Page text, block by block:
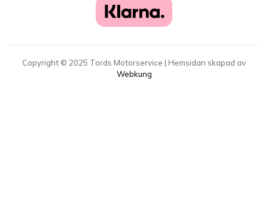
Copyright © 2025 Tords Motorservice | Hemsidan skapad av
Webkung